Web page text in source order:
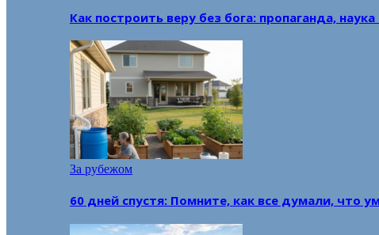
Как построить веру без бога: пропаганда,
За рубежом
60 дней спустя: Помните, как все думали, что